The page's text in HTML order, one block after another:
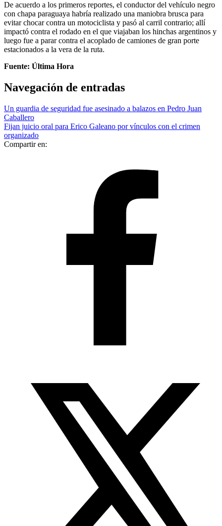
De acuerdo a los primeros reportes, el conductor del vehículo negro
con chapa paraguaya habría realizado una maniobra brusca para
evitar chocar contra un motociclista y pasó al carril contrario; allí
impactó contra el rodado en el que viajaban los hinchas argentinos y
luego fue a parar contra el acoplado de camiones de gran porte
estacionados a la vera de la ruta.
Fuente: Última Hora
Navegación de entradas
Un guardia de seguridad fue asesinado a balazos en Pedro Juan
Caballero
Fijan juicio oral para Erico Galeano por vínculos con el crimen
organizado
Compartir en: